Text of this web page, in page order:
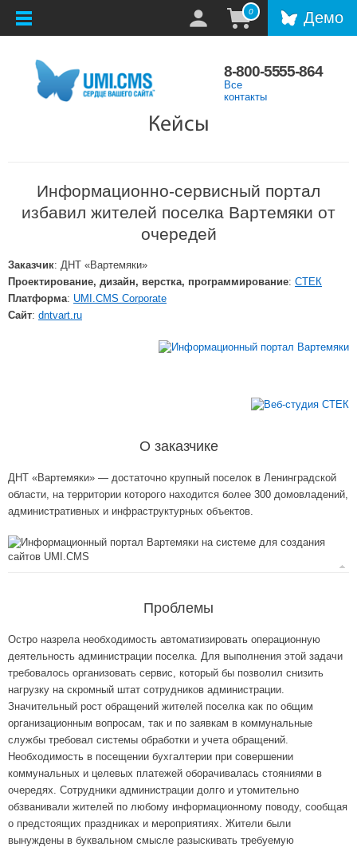
0 Демо
8-800-5555-864
Все
контакты
Кейсы
Информационно-сервисный портал
избавил жителей поселка Вартемяки от
очередей
Заказчик: ДНТ «Вартемяки»
Проектирование, дизайн, верстка, программирование: СТЕК
Платформа: UMI.CMS Corporate
Сайт: dntvart.ru
О заказчике
ДНТ «Вартемяки» — достаточно крупный поселок в Ленинградской
области, на территории которого находится более 300 домовладений,
административных и инфраструктурных объектов.
Проблемы
Остро назрела необходимость автоматизировать операционную
деятельность администрации поселка. Для выполнения этой задачи
требовалось организовать сервис, который бы позволил снизить
нагрузку на скромный штат сотрудников администрации.
Значительный рост обращений жителей поселка как по общим
организационным вопросам, так и по заявкам в коммунальные
службы требовал системы обработки и учета обращений.
Необходимость в посещении бухгалтерии при совершении
коммунальных и целевых платежей оборачивалась стояниями в
очередях. Сотрудники администрации долго и утомительно
обзванивали жителей по любому информационному поводу, сообщая
о предстоящих праздниках и мероприятиях. Жители были
вынуждены в буквальном смысле разыскивать требуемую